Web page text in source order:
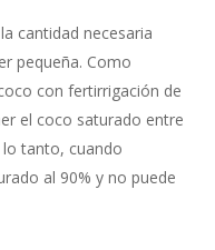
cantidad necesaria
pequeña. Como
con fertirrigación de
el coco saturado entre
tanto, cuando
al 90% y no puede